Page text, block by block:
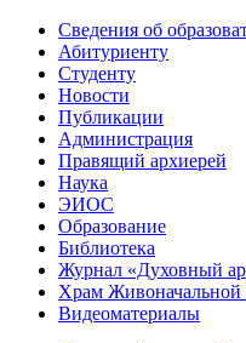
Сведения об
Абитуриенту
Студенту
Новости
Публикации
Администрация
Правящий архиерей
Наука
ЭИОС
Образование
Библиотека
Журнал «Духовный
Храм
Видеоматериалы